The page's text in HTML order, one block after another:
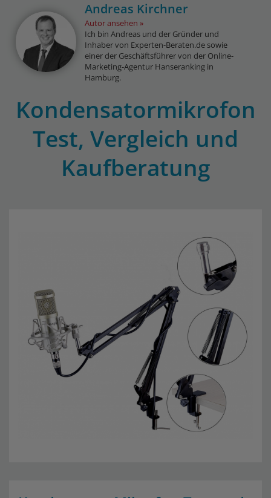
Andreas Kirchner
Autor ansehen
Ich bin Andreas und der Gründer und
Inhaber von Experten-Beraten.de sowie
einer der Geschäftsführer von der Online-
Marketing-Agentur Hanseranking in
Hamburg.
Kondensatormikrofon
Test, Vergleich und
Kaufberatung